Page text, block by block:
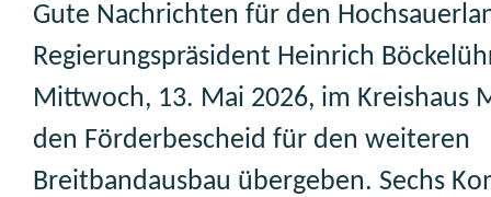
Gute Nachrichten für den
Regierungspräsident Heinrich
Mittwoch, 13. Mai 2026, im Kreishaus
den Förderbescheid für den weiteren
Breitbandausbau übergeben. Sechs